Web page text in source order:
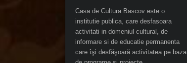
Casa de Cultura Bascov este o
institutie publica, care desfasoara
activitati in domeniul cultural, de
informare si de educatie permanenta
care îşi desfăşoară activitatea pe baza